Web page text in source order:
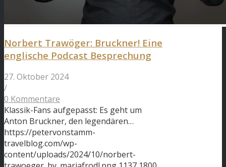
Norbert Trawöger: Bruckner! Eine
englische Podcast Besprechung
27. Oktober 2024
/
0 Kommentare
Klassik-Fans aufgepasst: Es geht um
Anton Bruckner, den legendären…
https://petervonstamm-
travelblog.com/wp-
content/uploads/2024/10/norbert-